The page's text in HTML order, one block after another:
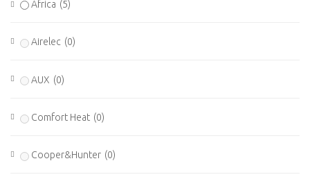
Africa (5)
Airelec (0)
AUX (0)
Comfort Heat (0)
Cooper&Hunter (0)